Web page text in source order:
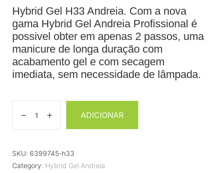
Hybrid Gel H33 Andreia. Com a nova
gama Hybrid Gel Andreia Profissional é
possivel obter em apenas 2 passos, uma
manicure de longa duração com
acabamento gel e com secagem
imediata, sem necessidade de lâmpada.
ADICIONAR
SKU: 6399745-h33
Category: Hybrid Gel Andreia